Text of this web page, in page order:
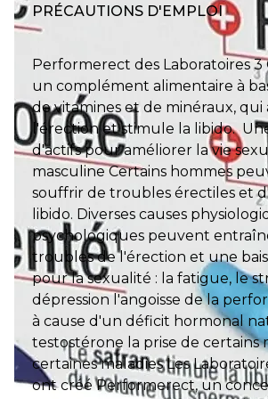
PRÉCAUTIONS D'EMPLOI
Performerect des Laboratoires 3
un complément alimentaire à
de vitamines et de minéraux, qui
l'érection et stimule la libido.
d'actifs pour améliorer la vie
masculine Certains hommes
souffrir de troubles érectiles et
libido. Diverses causes
psychologiques peuvent
troubles de l'érection et une
pour la sexualité : la fatigue, le
dépression l'angoisse de la
à cause d'un déficit hormonal
testostérone la prise de certains
certaines maladies Les
ont créé Performerect, un